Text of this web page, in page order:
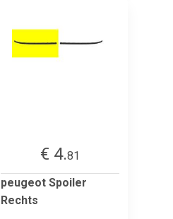
€ 4.81
peugeot Spoiler
Rechts